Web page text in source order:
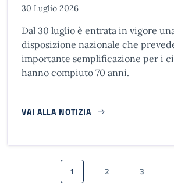
30 Luglio 2026
Dal 30 luglio è entrata in vigore
disposizione nazionale che
importante semplificazione per i
hanno compiuto 70 anni.
VAI ALLA NOTIZIA
Paginazione
Pagina attuale
1 Pagina
2 Pagina
3